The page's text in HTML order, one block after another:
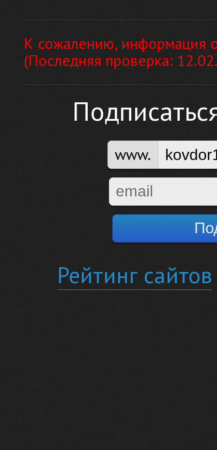
К сожалению, информация
(Последняя проверка:
www.
Рейтинг сайтов